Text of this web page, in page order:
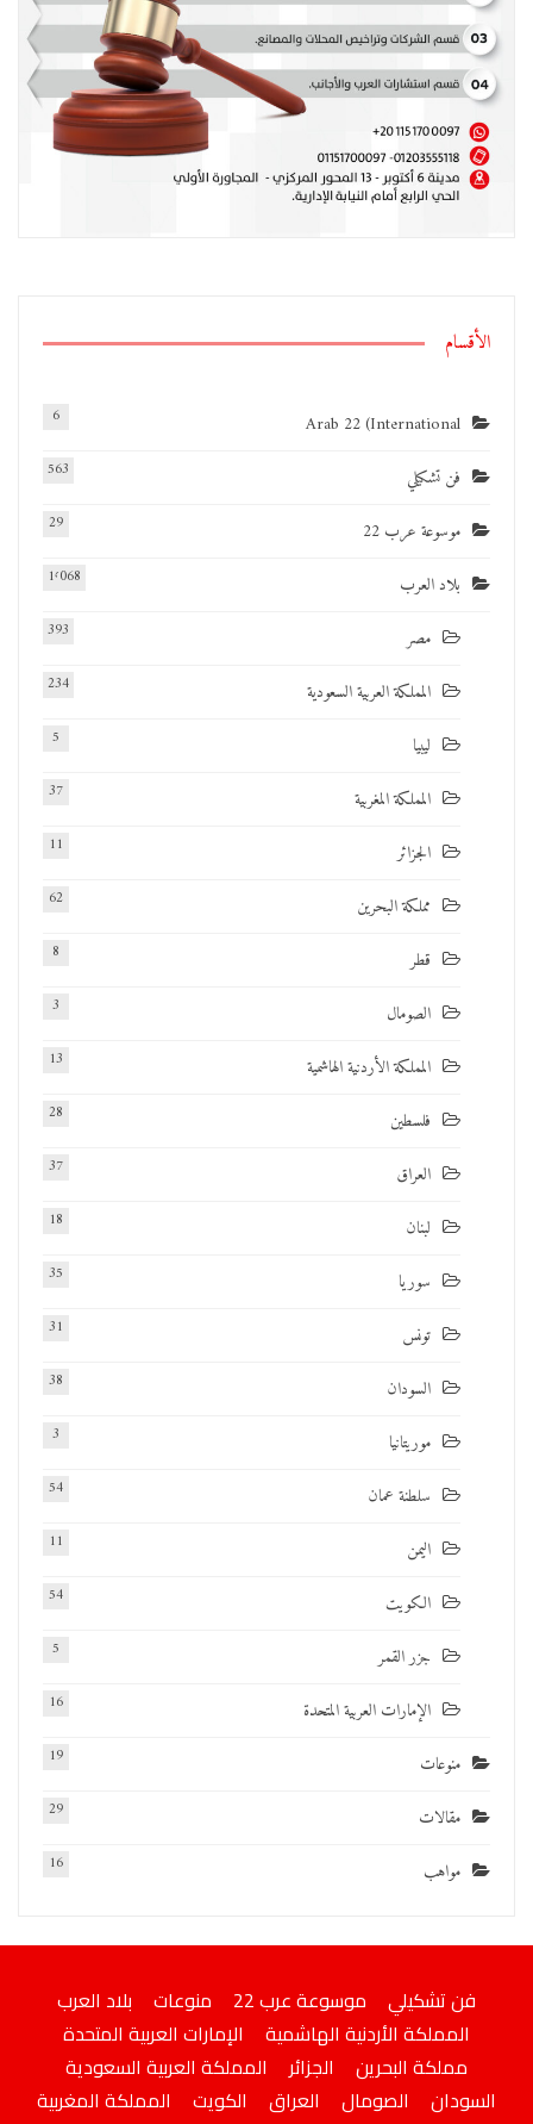
الأقسام
Arab 22 (International
6
فن تشكيلي 563
موسوعة عرب 22 29
بلاد العرب 1٬068
مصر 393
المملكة العربية السعودية 234
ليبيا 5
المملكة المغربية 37
الجزائر 11
مملكة البحرين 62
قطر 8
الصومال 3
المملكة الأردنية الهاشمية 13
فلسطين 28
العراق 37
لبنان 18
سوريا 35
تونس 31
السودان 38
موريتانيا 3
سلطنة عمان 54
اليمن 11
الكويت 54
جزر القمر 5
الإمارات العربية المتحدة 16
منوعات 19
مقالات 29
مواهب 16
فن تشكيلي موسوعة عرب 22 منوعات
بلاد العرب
المملكة الأردنية الهاشمية
الإمارات العربية المتحدة
مملكة البحرين
الجزائر
المملكة العربية السعودية
السودان
الصومال العراق الكويت
المملكة المغربية